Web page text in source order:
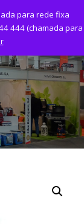
para rede fixa
444 (chamada para
Menu